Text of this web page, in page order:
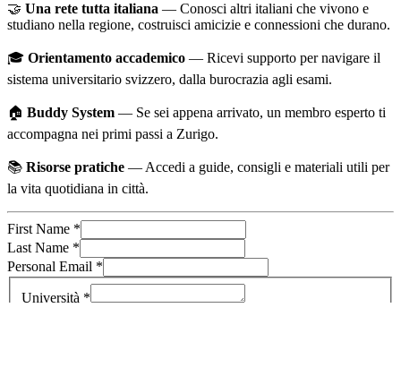
🤝 Una rete tutta italiana — Conosci altri italiani che vivono e
studiano nella regione, costruisci amicizie e connessioni che durano.
🎓 Orientamento accademico — Ricevi supporto per navigare il
sistema universitario svizzero, dalla burocrazia agli esami.
🏠 Buddy System — Se sei appena arrivato, un membro esperto ti
accompagna nei primi passi a Zurigo.
📚 Risorse pratiche — Accedi a guide, consigli e materiali utili per
la vita quotidiana in città.
First Name *
Last Name *
Personal Email *
Università *